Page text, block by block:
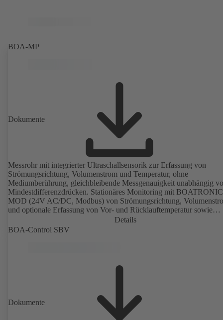
BOA-MP
Dokumente
Messrohr mit integrierter Ultraschallsensorik zur Erfassung von
Strömungsrichtung, Volumenstrom und Temperatur, ohne
Mediumberührung, gleichbleibende Messgenauigkeit unabhängig
Mindestdifferenzdrücken. Stationäres Monitoring mit
MOD (24V AC/DC, Modbus) von Strömungsrichtung,
und optionale Erfassung von Vor- und Rücklauftemperatur sowie
Wärmeleistung und Wärmemenge. Mobile Messung von
Strömungsrichtung, Volumenstrom und Temperatur mit
Details
BOA-Control SBV
Dokumente